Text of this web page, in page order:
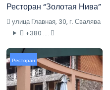
Ресторан “Золотая Нива”
улица Главная, 30, г. Свалява
+380 ....
Ресторан